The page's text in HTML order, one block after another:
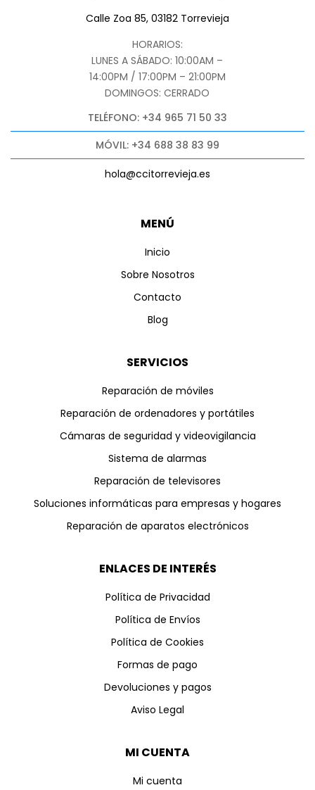
MENÚ
Inicio
Sobre Nosotros
Contacto
Blog
SERVICIOS
Reparación de móviles
Reparación de ordenadores y portátiles
Cámaras de seguridad y videovigilancia
Sistema de alarmas
Reparación de televisores
Soluciones informáticas para empresas y hogares
Reparación de aparatos electrónicos
ENLACES DE INTERÉS
Política de Privacidad
Política de Envíos
Política de Cookies
Formas de pago
Devoluciones y pagos
Aviso Legal
MI CUENTA
Mi cuenta
Calle Zoa 85, 03182 Torrevieja
HORARIOS:
LUNES A SÁBADO: 10:00AM –
14:00PM / 17:00PM – 21:00PM
DOMINGOS: CERRADO
TELÉFONO: +34 965 71 50 33
MÓVIL: +34 688 38 83 99
hola@ccitorrevieja.es